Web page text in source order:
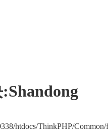
htdocs/ThinkPHP/